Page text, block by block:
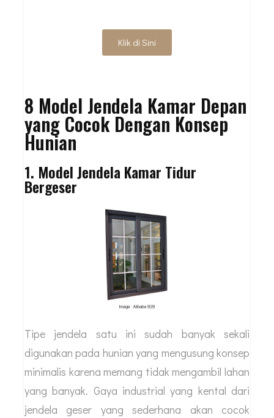
Klik di Sini
8 Model Jendela Kamar Depan
yang Cocok Dengan Konsep
Hunian
1. Model Jendela Kamar Tidur
Bergeser
Tipe jendela satu ini sudah banyak sekali
digunakan pada hunian yang mengusung konsep
minimalis karena memang tidak mengambil lahan
yang banyak. Gaya industrial yang kental dari
jendela geser yang sederhana akan cocok